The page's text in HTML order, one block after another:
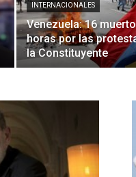
INTERNACIONALES
Venezuela: 16
horas por las
la Constituyente